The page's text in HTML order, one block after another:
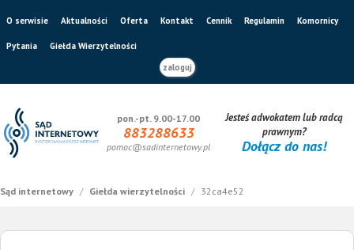
O serwisie Aktualności Oferta Kontakt Cennik Regulamin Komornicy
Pytania
Giełda Wierzytelności
zaloguj
pon.-pt. 9.00-17.00
883288633
pomoc@sadinternetowy.pl
Jesteś adwokatem lub radcą
prawnym?
Dołącz do nas!
Sąd internetowy / Giełda wierzytelności / 32ca4e52